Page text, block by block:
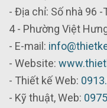
- Địa chỉ: Số nhà 96
4 - Phường Việt
- E-mail:
- Website:
- Thiết kế Web:
- Kỹ thuật, Web: